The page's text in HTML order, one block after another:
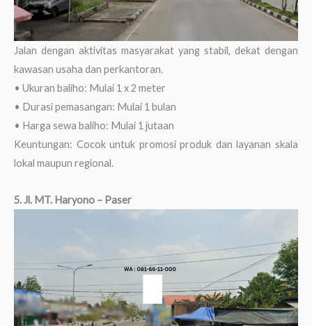
Jalan dengan aktivitas masyarakat yang stabil, dekat dengan
kawasan usaha dan perkantoran.
• Ukuran baliho: Mulai 1 x 2 meter
• Durasi pemasangan: Mulai 1 bulan
• Harga sewa baliho: Mulai 1 jutaan
Keuntungan: Cocok untuk promosi produk dan layanan skala
lokal maupun regional.
5. Jl. MT. Haryono – Paser